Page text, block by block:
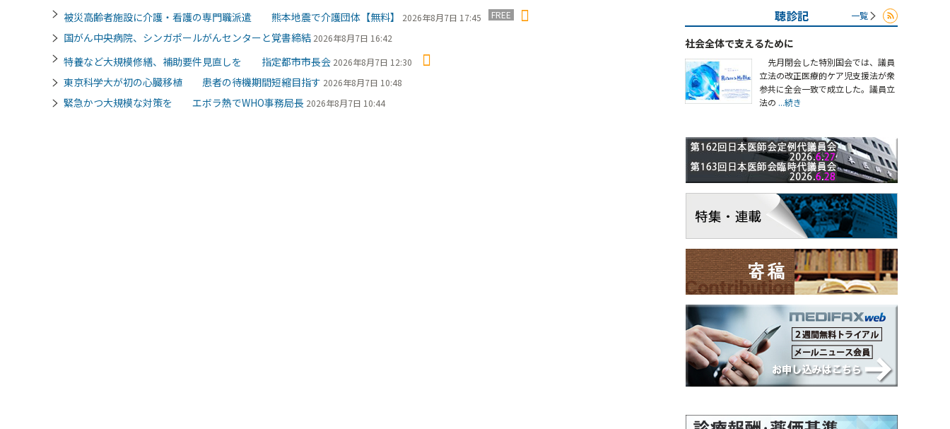
被災高齢者施設に介護・看護の専門職派遣 熊本地震で介護団体【無料】 2026年8月7日 17:45 FREE
国がん中央病院、シンガポールがんセンターと覚書締結 2026年8月7日 16:42
特養など大規模修繕、補助要件見直しを 指定都市市長会 2026年8月7日 12:30
東京科学大が初の心臓移植 患者の待機期間短縮目指す 2026年8月7日 10:48
緊急かつ大規模な対策を エボラ熱でWHO事務局長 2026年8月7日 10:44
聴診記 一覧
社会全体で支えるために
先月閉会した特別国会では、議員
立法の改正医療的ケア児支援法が衆
参共に全会一致で成立した。議員立
法の ...続き